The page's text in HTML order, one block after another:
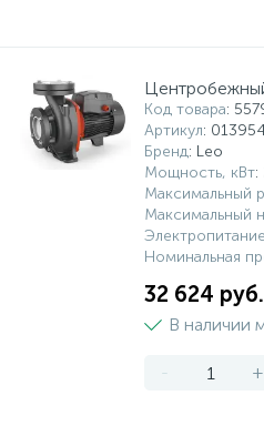
Код товара:
Артикул:
Бренд: Leo
Мощность, кВт:
Максимальный
Максимальный
Номинальная
32 624 руб.
В наличии
- +